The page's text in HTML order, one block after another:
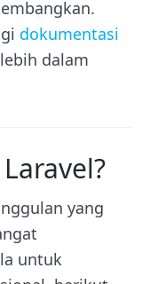
dokumentasi
dalam
yang
untuk